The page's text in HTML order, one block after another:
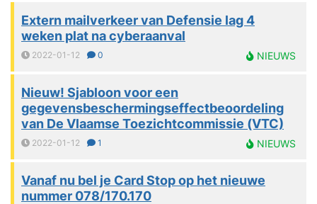
Extern mailverkeer van Defensie lag 4
weken plat na cyberaanval
2022-01-12 0 NIEUWS
Nieuw! Sjabloon voor een
gegevensbeschermingseffectbeoordeling
van De Vlaamse Toezichtcommissie (VTC)
2022-01-12 1 NIEUWS
Vanaf nu bel je Card Stop op het nieuwe
nummer 078/170.170